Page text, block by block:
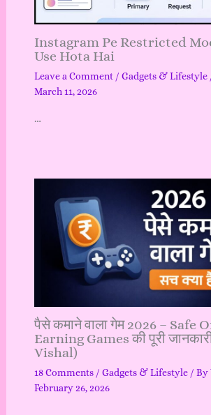
Instagram Pe Restricted
Use Hota Hai
Leave a Comment / Gadgets & Lifestyle
March 11, 2026
…
पैसे कमाने वाला गेम 2026 – Safe
Earning Games की पूरी
Vishal)
18 Comments / Gadgets & Lifestyle/ By
February 26, 2026